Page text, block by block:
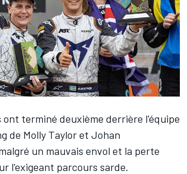
ont terminé deuxième derrière l'équipe
de Molly Taylor et Johan
un mauvais envol et la perte
l'exigeant parcours sarde.